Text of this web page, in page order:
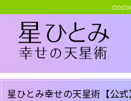
星ひとみ幸せの天星術【公